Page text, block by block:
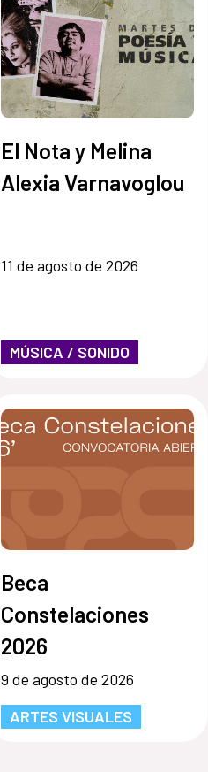
El Nota y Melina
Alexia Varnavoglou
11 de agosto de 2026
MÚSICA / SONIDO
Beca
Constelaciones
2026
9 de agosto de 2026
ARTES VISUALES